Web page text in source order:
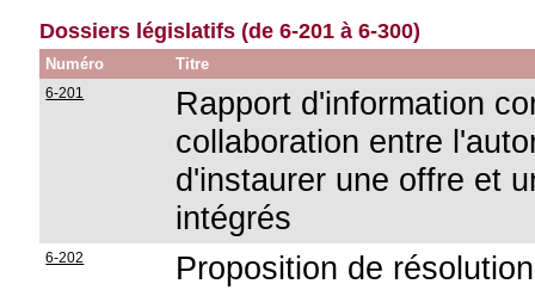
Dossiers législatifs (de 6-201 à 6-300)
Numéro Titre
6-201
Rapport d'information
collaboration entre
d'instaurer une offre et
intégrés
6-202
Proposition de